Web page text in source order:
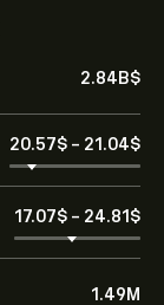
2.84B‎$‎
20.57‎$‎ - 21.04‎$‎
17.07‎$‎ - 24.81‎$‎
1.49M